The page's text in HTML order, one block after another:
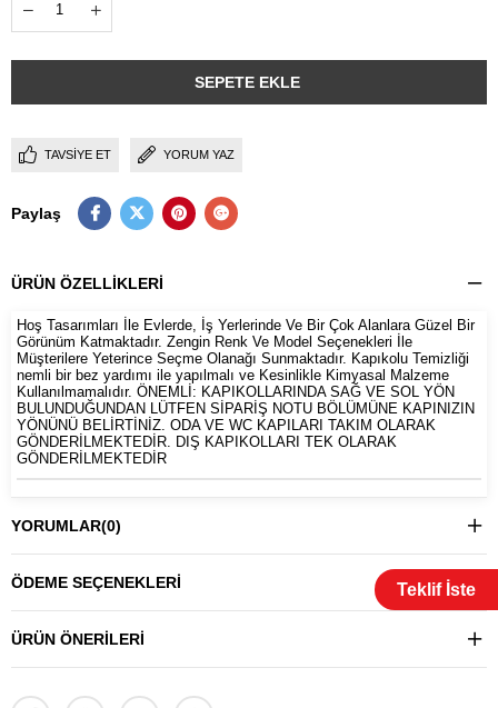
Teklif İste
TAVSIYE ET YORUM YAZ
Paylaş
ÜRÜN ÖZELLIKLERI
Hoş Tasarımları İle Evlerde, İş Yerlerinde Ve Bir Çok Alanlara Güzel Bir
Görünüm Katmaktadır. Zengin Renk Ve Model Seçenekleri İle
Müşterilere Yeterince Seçme Olanağı Sunmaktadır. Kapıkolu Temizliği
nemli bir bez yardımı ile yapılmalı ve Kesinlikle Kimyasal Malzeme
Kullanılmamalıdır. ÖNEMLİ: KAPIKOLLARINDA SAĞ VE SOL YÖN
BULUNDUĞUNDAN LÜTFEN SİPARİŞ NOTU BÖLÜMÜNE KAPINIZIN
YÖNÜNÜ BELİRTİNİZ. ODA VE WC KAPILARI TAKIM OLARAK
GÖNDERİLMEKTEDİR. DIŞ KAPIKOLLARI TEK OLARAK
GÖNDERİLMEKTEDİR
YORUMLAR(0)
ÖDEME SEÇENEKLERI
ÜRÜN ÖNERILERI